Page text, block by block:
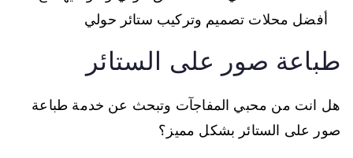
أفضل محلات تصميم وتركيب ستائر حولي
طباعة صور على الستائر
هل انت من محبي المفاجآت وتبحث عن خدمة طباعة
صور على الستائر بشكل مميز؟